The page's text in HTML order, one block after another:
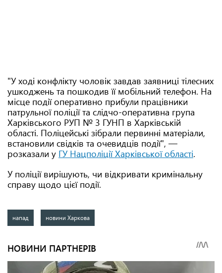
"У ході конфлікту чоловік завдав заявниці тілесних
ушкоджень та пошкодив її мобільний телефон. На
місце події оперативно прибули працівники
патрульної поліції та слідчо-оперативна група
Харківського РУП № 3 ГУНП в Харківській
області. Поліцейські зібрали первинні матеріали,
встановили свідків та очевидців події", —
розказали у ГУ Нацполіції Харківської області.
У поліції вирішують, чи відкривати кримінальну
справу щодо цієї події.
напад новини Харкова